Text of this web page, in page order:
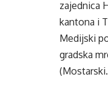
zajednica
kantona i
Medijski
gradska